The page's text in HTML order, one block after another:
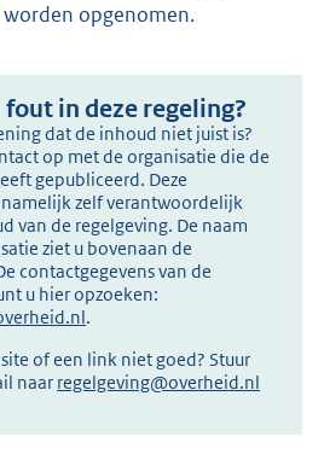
worden opgenomen.
fout in deze regeling?
dat de inhoud niet juist is?
op met de organisatie die de
gepubliceerd. Deze
zelf verantwoordelijk
van de regelgeving. De naam
ziet u bovenaan de
contactgegevens van de
u hier opzoeken:
.
of een link niet goed? Stuur
naar regelgeving@overheid.nl